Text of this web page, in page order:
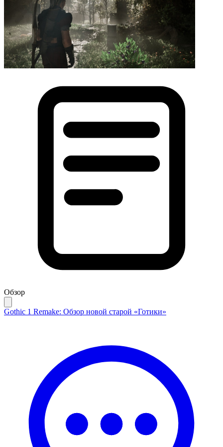
Обзор
Gothic 1 Remake: Обзор новой старой «Готики»